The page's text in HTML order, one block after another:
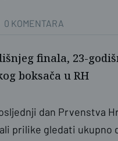
0 KOMENTARA
finala, 23-
boksača u RH
dan Prvenstva
prilike gledati ukupno